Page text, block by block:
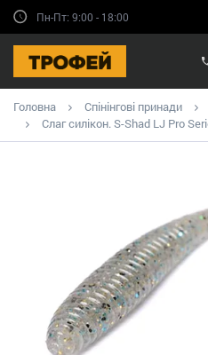
Пн-Пт: 9:00 - 18:00
Головна Спінінгові принади
Слаг силікон. S-Shad LJ Pro